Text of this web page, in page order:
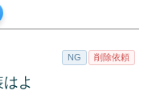
NG 削除依頼
よ